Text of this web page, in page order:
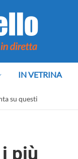
IN VETRINA
su questi
più